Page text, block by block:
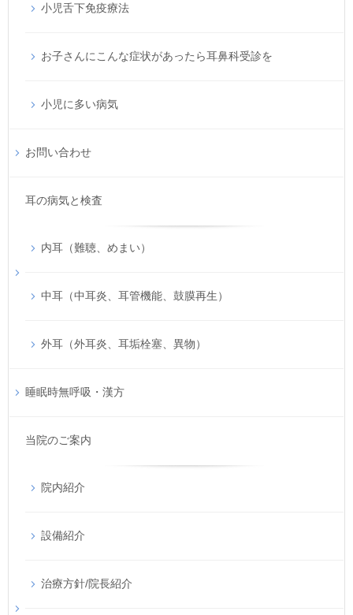
小児舌下免疫療法
お子さんにこんな症状があったら耳鼻科受診を
小児に多い病気
お問い合わせ
耳の病気と検査
内耳（難聴、めまい）
中耳（中耳炎、耳管機能、鼓膜再生）
外耳（外耳炎、耳垢栓塞、異物）
睡眠時無呼吸・漢方
当院のご案内
院内紹介
設備紹介
治療方針/院長紹介